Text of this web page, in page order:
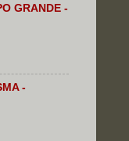
GRANDE -
-